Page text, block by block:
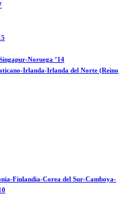
Noruega ’14
Irlanda-Irlanda del Norte (Reino
Finlandia-Corea del Sur-Camboya-